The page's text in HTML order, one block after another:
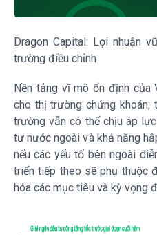
Dragon Capital: Lợi nhuận
trường điều chỉnh
Nền tảng vĩ mô ổn định
cho thị trường chứng khoán;
trường vẫn có thể chịu áp
tư nước ngoài và khả năng
nếu các yếu tố bên ngoài
triển tiếp theo sẽ phụ thuộc
hóa các mục tiêu và kỳ vọng